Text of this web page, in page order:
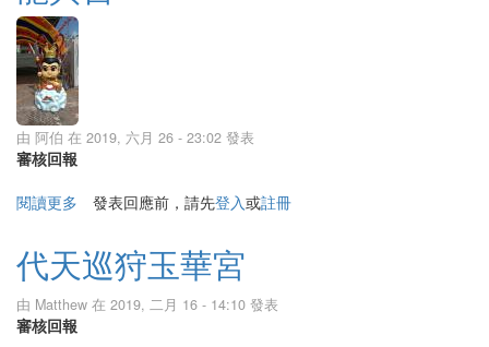
由 阿伯 在 2019, 六月 26 - 23:02 發表
審核回報
閱讀更多 關於龍興宮
發表回應前，請先登入或註冊
代天巡狩玉華宮
由 Matthew 在 2019, 二月 16 - 14:10 發表
審核回報